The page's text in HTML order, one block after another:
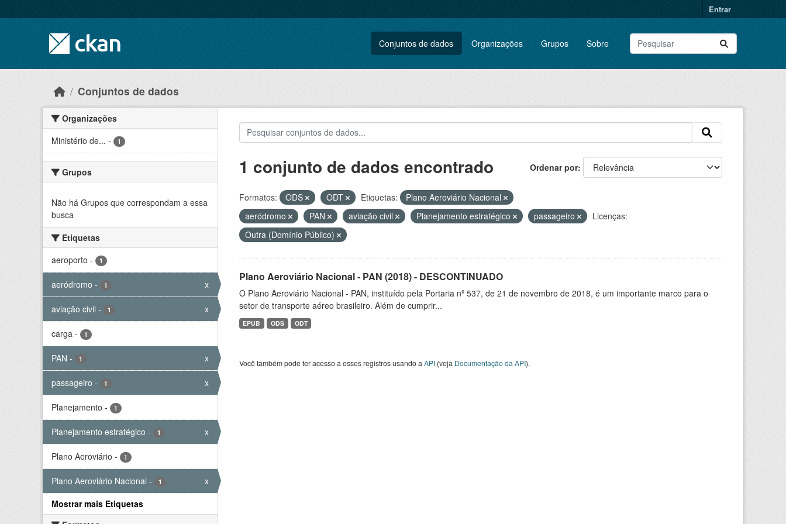
Entrar
Conjuntos de dados Organizações Grupos Sobre
Conjuntos de dados
Organizações
Ministério de... - 1
Grupos
Não há Grupos que correspondam a essa
busca
Etiquetas
aeroporto - 1
aeródromo - 1 x
aviação civil - 1 x
carga - 1
PAN - 1 x
passageiro - 1 x
Planejamento - 1
Planejamento estratégico - 1 x
Plano Aeroviário - 1
Plano Aeroviário Nacional - 1
x
Mostrar mais Etiquetas
Ordenar por
1 conjunto de dados encontrado
Formatos: ODS ODT Etiquetas:
Plano Aeroviário Nacional
aeródromo
PAN aviação civil Planejamento estratégico passageiro
Licenças:
Outra (Domínio Público)
Plano Aeroviário Nacional - PAN (2018) - DESCONTINUADO
O Plano Aeroviário Nacional - PAN, instituído pela Portaria nº 537, de 21 de novembro de 2018, é um importante marco para o
setor de transporte aéreo brasileiro. Além de cumprir...
EPUB ODS ODT
Você também pode ter acesso a esses registros usando a API(veja Documentação da API).